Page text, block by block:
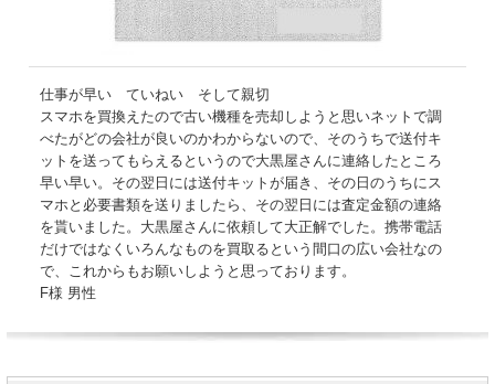
仕事が早い ていねい そして親切
スマホを買換えたので古い機種を売却しようと思いネットで調
べたがどの会社が良いのかわからないので、そのうちで送付キ
ットを送ってもらえるというので大黒屋さんに連絡したところ
早い早い。その翌日には送付キットが届き、その日のうちにス
マホと必要書類を送りましたら、その翌日には査定金額の連絡
を貰いました。大黒屋さんに依頼して大正解でした。携帯電話
だけではなくいろんなものを買取るという間口の広い会社なの
で、これからもお願いしようと思っております。
F様 男性